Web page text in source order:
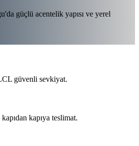
güçlü acentelik yapısı ve yerel
güvenli sevkiyat.
kapıya teslimat.